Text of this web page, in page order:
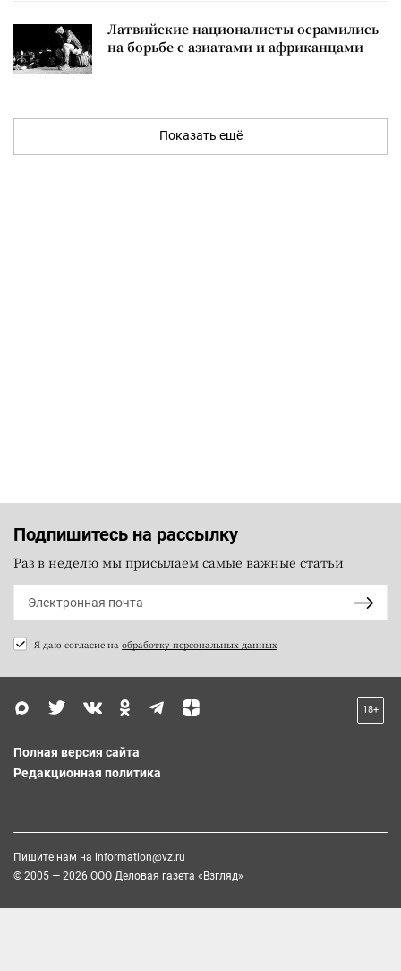
Латвийские националисты осрамились
на борьбе с азиатами и африканцами
Показать ещё
Подпишитесь на рассылку
Раз в неделю мы присылаем самые важные статьи
Я даю согласие на обработку персональных данных
18+
Полная версия сайта
Редакционная политика
Пишите нам на information@vz.ru
© 2005 — 2026 ООО Деловая газета «Взгляд»